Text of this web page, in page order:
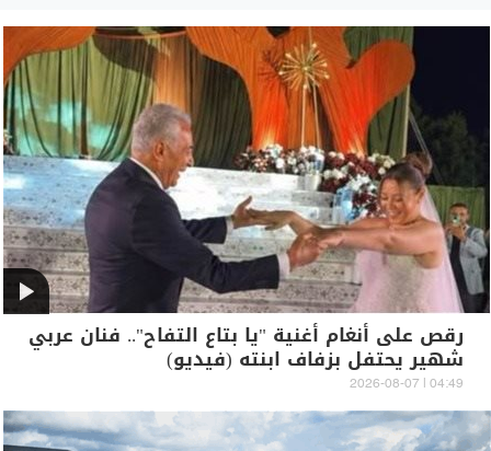
رقص على أنغام أغنية "يا بتاع التفاح".. فنان عربي
شهير يحتفل بزفاف ابنته (فيديو)
04:49 | 2026-08-07